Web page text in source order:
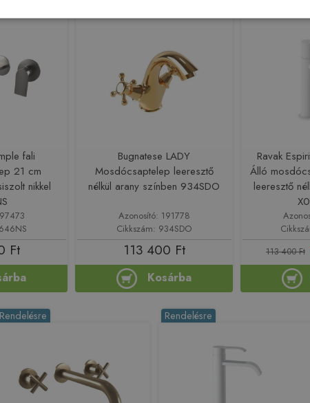
fali
21 cm
nikkel
Ft
Bugnatese LADY
Mosdócsaptelep leeresztő
nélkül arany színben 934SDO
Azonosító: 191778
Cikkszám: 934SDO
113 400 Ft
Kosárba
Ravak
Álló
leeresztő
113 400 Ft
Rendelésre Rendelésre